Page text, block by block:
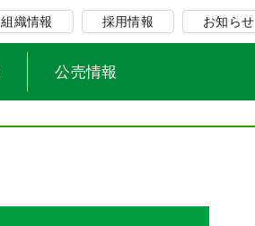
組織情報 採用情報 お知らせ
公売情報